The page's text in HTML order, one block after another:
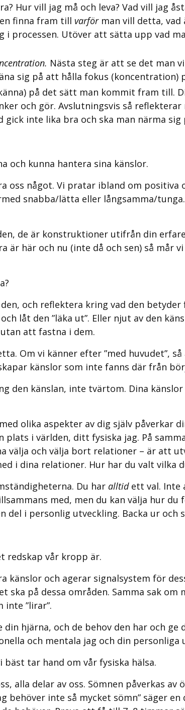
Hur vill jag må och leva? Vad vill jag
finna fram till varförman vill detta, vad
i processen. Utöver att sätta upp vad
Nästa steg är att se det man
sig på att hålla fokus (koncentration)
på det sätt man kommit fram till.
och gör. Avslutningsvis så
gick inte lika bra och ska man närma
och kunna hantera sina känslor.
oss något. Vi pratar ibland om
snabba/lätta eller långsamma/
de är konstruktioner utifrån din
är här och nu (inte då och sen) så mår
och reflektera kring vad den
låt den ”läka ut”. Eller njut av den
att fastna i dem.
Om vi känner efter ”med huvudet”,
känslor som inte fanns där från
den känslan, inte tvärtom. Dina
olika aspekter av dig själv påverkar
i världen, ditt fysiska jag. På
välja och välja bort relationer – är att
i dina relationer. Hur har du valt vilka
Du har alltidett val. Inte
med, men du kan välja hur
i personlig utveckling. Backa ur och
redskap vår kropp är.
känslor och agerar signalsystem för
på dessa områden. Samma sak
inte ”lirar”.
hjärna, och de behov den har och
och mentala jag och din personliga
tar hand om vår fysiska hälsa.
alla delar av oss. Sömnen påverkas
behöver inte så mycket sömn” säger